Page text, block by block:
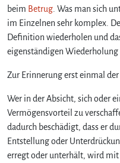
beim Betrug . Was man sich
im Einzelnen sehr komplex.
Definition wiederholen und
eigenständigen Wiederholung
Zur Erinnerung erst einmal der
Wer in der Absicht, sich oder
Vermögensvorteil zu
dadurch beschädigt, dass er
Entstellung oder
erregt oder unterhält, wird mit